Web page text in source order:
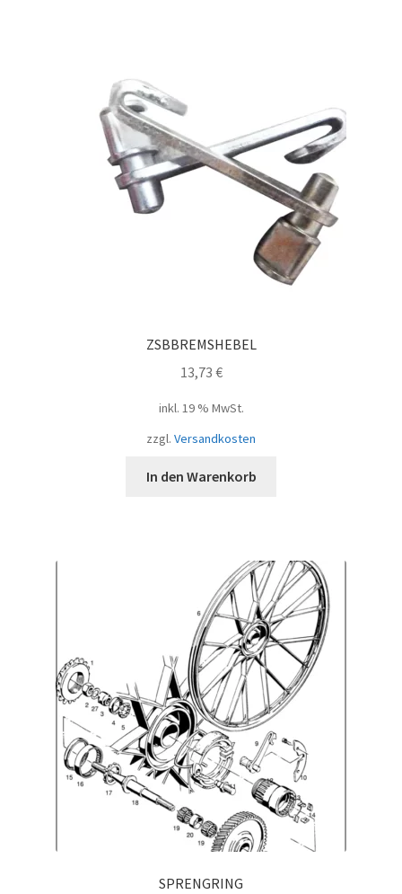
ZSBBREMSHEBEL
13,73 €
inkl. 19 % MwSt.
zzgl. Versandkosten
In den Warenkorb
SPRENGRING